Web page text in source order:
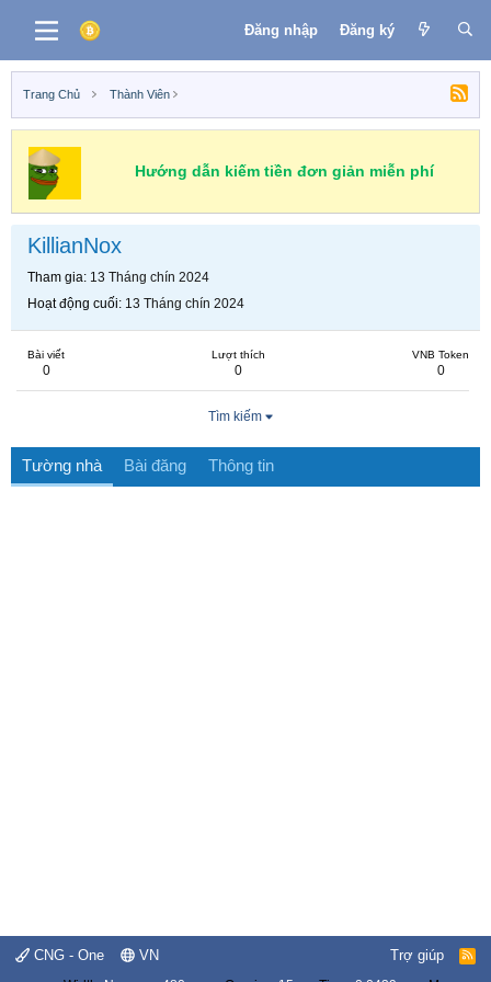
Đăng nhập Đăng ký
Trang Chủ Thành Viên
Hướng dẫn kiếm tiền đơn giản miễn phí
KillianNox
Tham gia 13 Tháng chín 2024
Hoạt động cuối 13 Tháng chín 2024
Bài viết
0
Lượt thích
0
VNB Token
0
Tìm kiếm
Tường nhà Bài đăng Thông tin
CNG - One VN Trợ giúp
R